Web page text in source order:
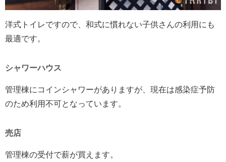
洋式トイレですので、和式に慣れない子供さんの利用にも
最適です。
シャワーハウス
管理棟にコインシャワーがありますが、現在は感染症予防
のため利用不可となっています。
売店
管理棟の受付で薪が買えます。